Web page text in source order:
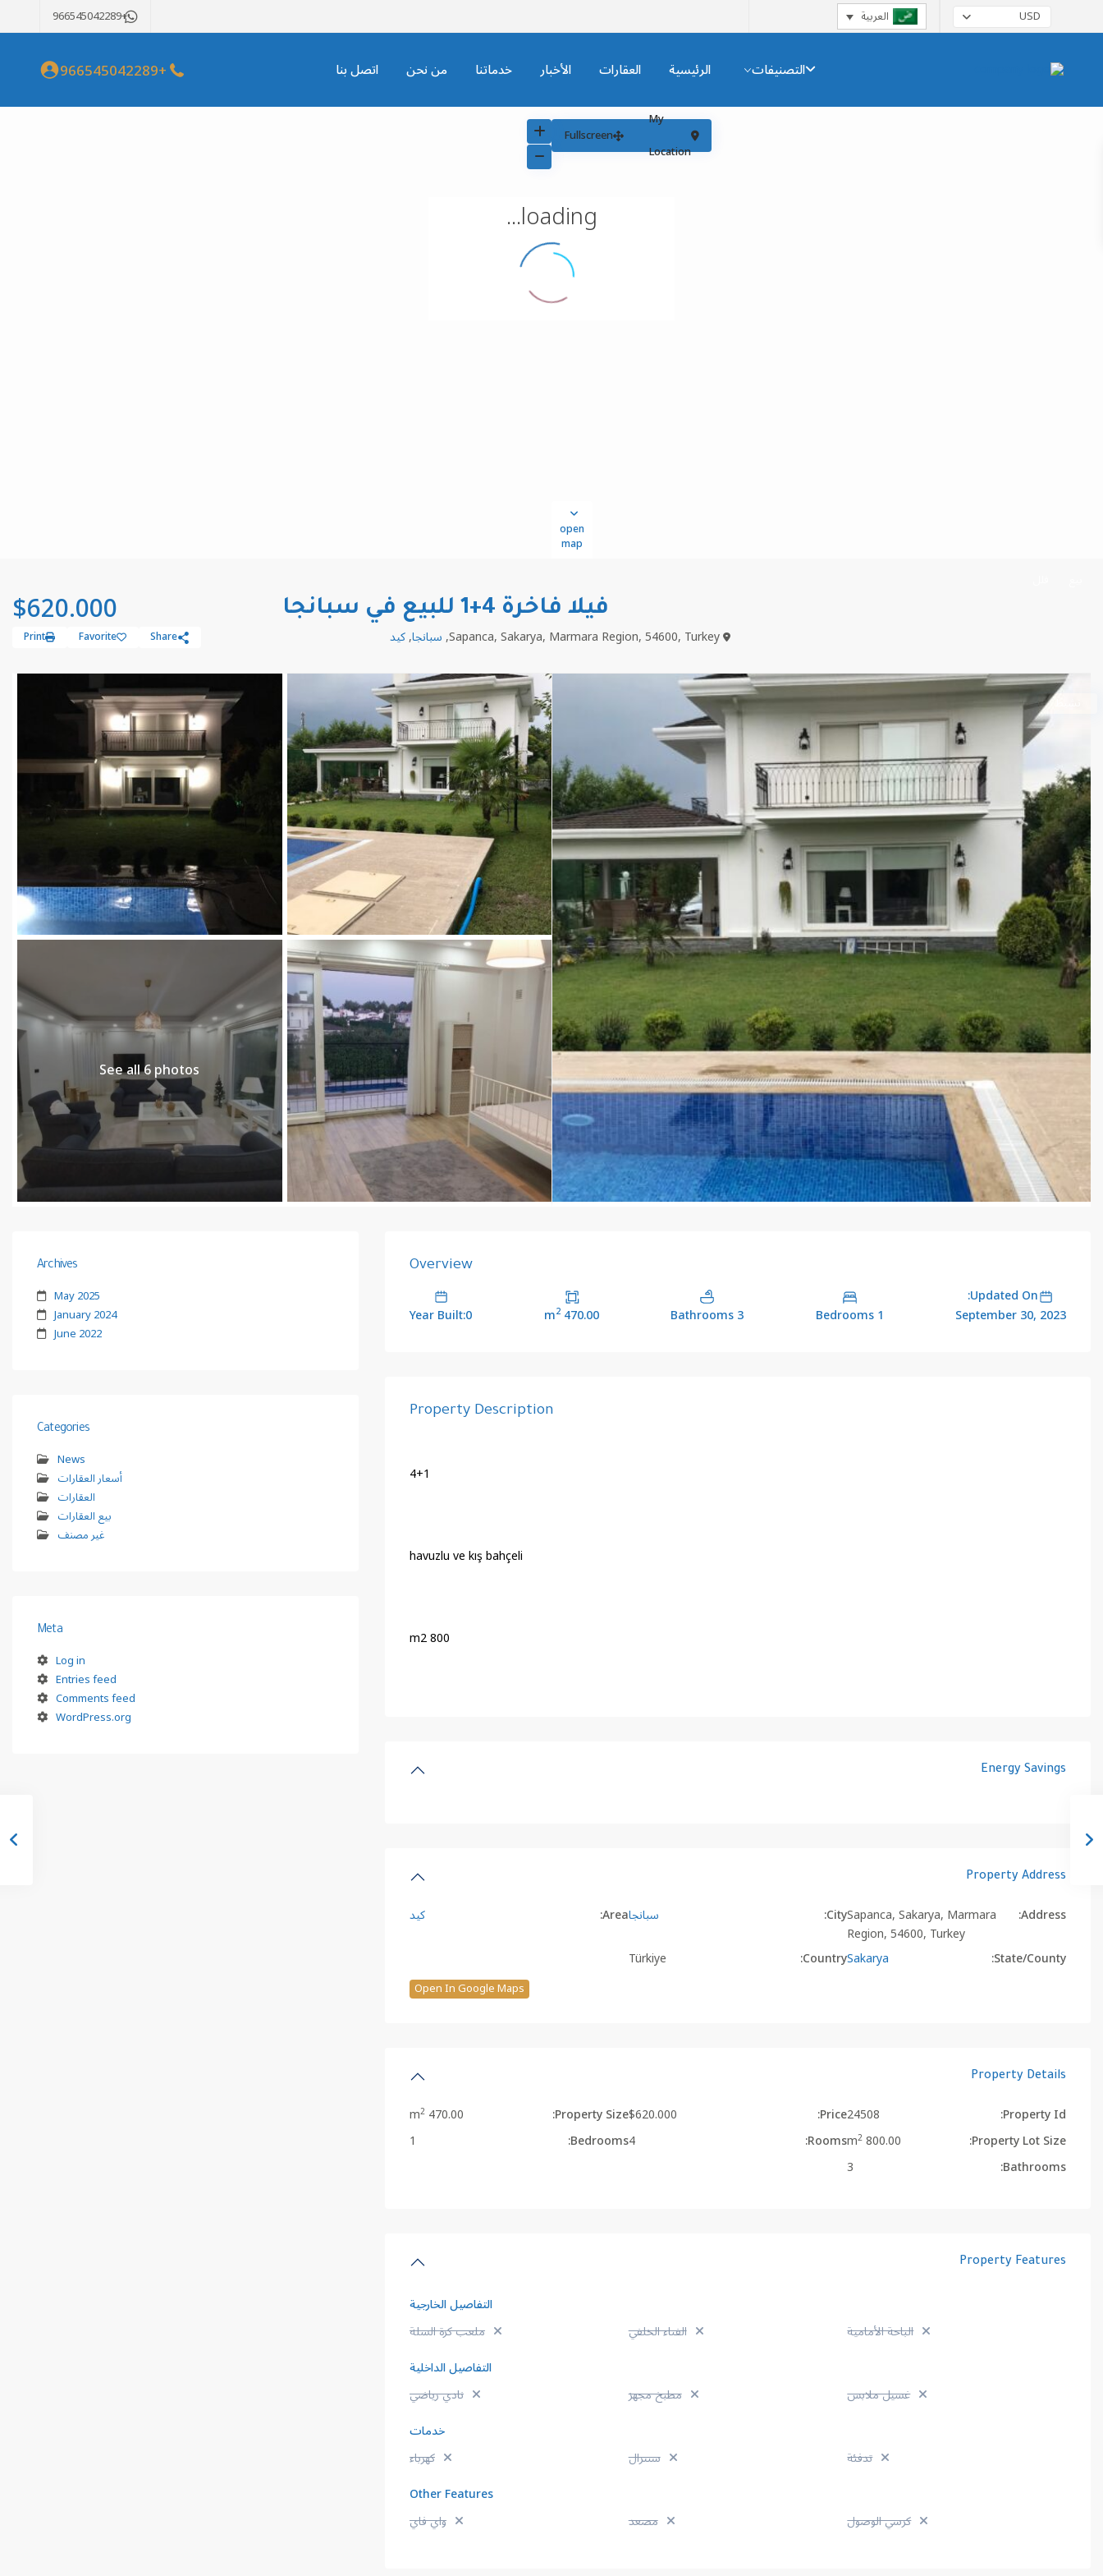
USD العربية +966545042289
التصنيفات الرئيسية العقارات الأخبار خدماتنا من نحن اتصل بنا +966545042289
loading...
open
map
My
Location
Fullscreen
فيلا فاخرة 4+1 للبيع في سبانجا $620.000
Sapanca, Sakarya, Marmara Region, 54600, Turkey, سبانجا,كيد Share
Favorite
Print
See all 6 photos
Overview
Updated On:
September 30, 2023
1 Bedrooms
3 Bathrooms
470.00 m
2
Year Built:0
Property Description
4+1
havuzlu ve kış bahçeli
800 m2
Energy Savings
Property Address
Address:
Sapanca, Sakarya, Marmara
Region, 54600, Turkey
City: سبانجاArea:
كيد
State/County:
Sakarya
Country:
Türkiye
Open In Google Maps
Property Details
Property Id:
24508
Price:
$620.000
Property Size:
470.00 m
2
Property Lot Size:
800.00 m
2
Rooms:
4
Bedrooms:
1
Bathrooms:
3
Property Features
التفاصيل الخارجية
الباحة الأمامية
الفناء الخلفي
ملعب كرة السلة
التفاصيل الداخلية
غسيل ملابس
مطبخ مجهز
نادي رياضي
خدمات
تدفئة
سنترال
كهرباء
Other Features
كرسي الوصول
مصعد واي فاي
Archives
May 2025
January 2024
June 2022
Categories
News
أسعار العقارات
العقارات
بيع العقارات
غير مصنف
Meta
Log in
Entries feed
Comments feed
WordPress.org